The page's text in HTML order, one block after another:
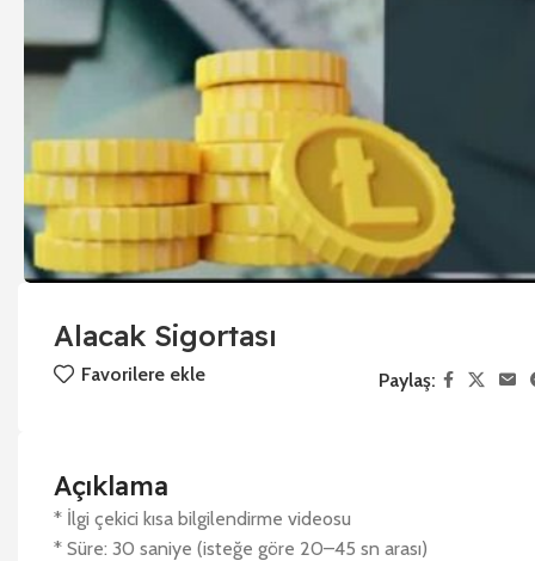
Alacak Sigortası
Favorilere ekle Paylaş:
Açıklama
* İlgi çekici kısa bilgilendirme videosu
* Süre: 30 saniye (isteğe göre 20–45 sn arası)